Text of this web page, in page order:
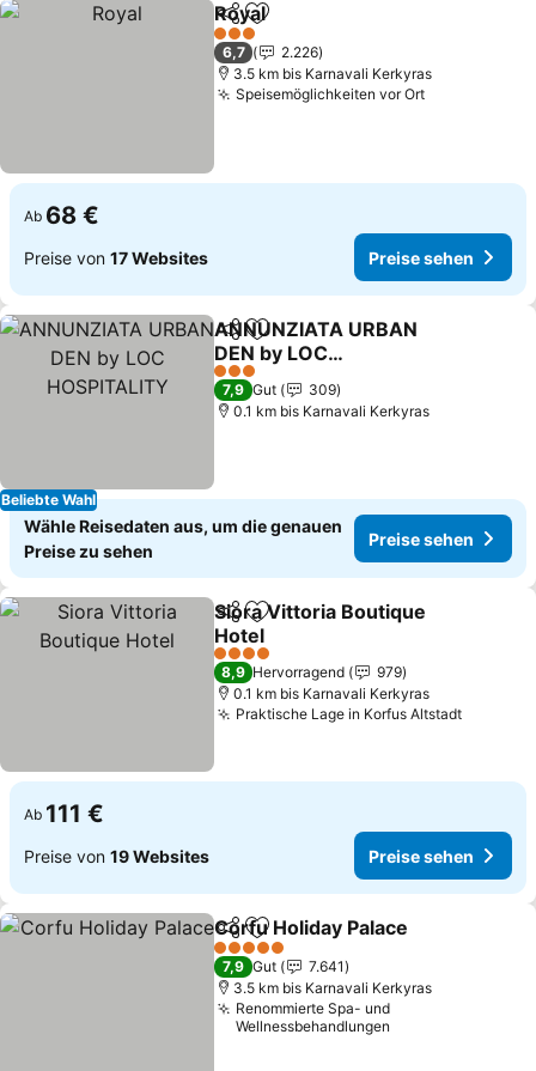
TeilenZu Favoriten hinzufügen
Royal
3 Sterne
6,7
2.226
3.5 km bis Karnavali Kerkyras
Speisemöglichkeiten vor Ort
Ab 68 €
Preise von 17 Websites Preise sehen
Beliebte Wahl
TeilenZu Favoriten hinzufügen
ANNUNZIATA URBAN
DEN by LOC
HOSPITALITY
3 Sterne
7,9 Gut
309
0.1 km bis Karnavali Kerkyras
Wähle Reisedaten aus, um die genauen
Preise zu sehen
Preise sehen
TeilenZu Favoriten hinzufügen
Siora Vittoria Boutique
Hotel
4 Sterne
8,9 Hervorragend
979
0.1 km bis Karnavali Kerkyras
Praktische Lage in Korfus Altstadt
Ab 111 €
Preise von 19 Websites Preise sehen
TeilenZu Favoriten hinzufügen
Corfu Holiday Palace
5 Sterne
7,9 Gut
7.641
3.5 km bis Karnavali Kerkyras
Renommierte Spa- und
Wellnessbehandlungen